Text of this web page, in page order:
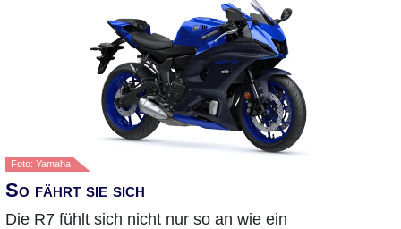
Foto: Yamaha
So fährt sie sich
Die R7 fühlt sich nicht nur so an wie ein